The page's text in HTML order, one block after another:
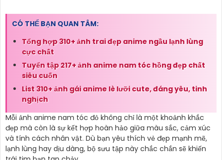
CÓ THỂ BẠN QUAN TÂM:
Tổng hợp 310+ ảnh trai đẹp anime ngầu lạnh lùng
cực chất
Tuyển tập 217+ ảnh anime nam tóc hồng đẹp chất
siêu cuốn
List 310+ ảnh gái anime lè lưỡi cute, đáng yêu, tinh
nghịch
Mỗi ảnh anime nam tóc đỏ không chỉ là một khoảnh khắc
đẹp mà còn là sự kết hợp hoàn hảo giữa màu sắc, cảm xúc
và tính cách nhân vật. Dù bạn yêu thích vẻ đẹp mạnh mẽ,
lạnh lùng hay dịu dàng, bộ sưu tập này chắc chắn sẽ khiến